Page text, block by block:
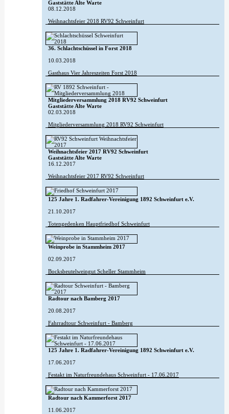
Gaststätte Alte Warte
08.12.2018
Weihnachtsfeier 2018 RV92 Schweinfurt
36. Schlachtschüssel in Forst 2018
10.03.2018
Gasthaus Vier Jahreszeiten Forst 2018
Mitgliederversammlung 2018 RV92 Schweinfurt
Gaststätte Alte Warte
02.03.2018
Mitgliederversammlung 2018 RV92 Schweinfurt
Weihnachtsfeier 2017 RV92 Schweinfurt
Gaststätte Alte Warte
16.12.2017
Weihnachtsfeier 2017 RV92 Schweinfurt
125 Jahre 1. Radfahrer-Vereinigung 1892 Schweinfurt e.V.
21.10.2017
Totengedenken Hauptfriedhof Schweinfurt
Weinprobe in Stammheim 2017
02.09.2017
Bocksbeutelweingut Scheller Stammheim
Radtour nach Bamberg 2017
20.08.2017
Fahrradtour Schweinfurt - Bamberg
125 Jahre 1. Radfahrer-Vereinigung 1892 Schweinfurt e.V.
17.06.2017
Festakt im Naturfreundehaus Schweinfurt - 17.06.2017
Radtour nach Kammerforst 2017
11.06.2017